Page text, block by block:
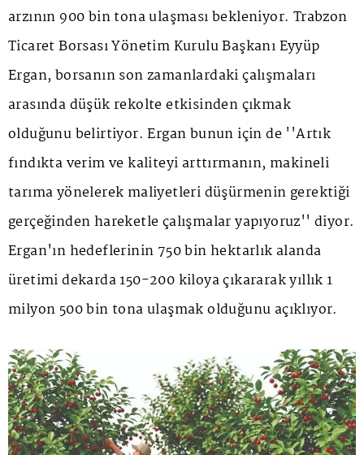
arzının 900 bin tona ulaşması bekleniyor. Trabzon
Ticaret Borsası Yönetim Kurulu Başkanı Eyyüp
Ergan, borsanın son zamanlardaki çalışmaları
arasında düşük rekolte etkisinden çıkmak
olduğunu belirtiyor. Ergan bunun için de ''Artık
fındıkta verim ve kaliteyi arttırmanın, makineli
tarıma yönelerek maliyetleri düşürmenin gerektiği
gerçeğinden hareketle çalışmalar yapıyoruz'' diyor.
Ergan'ın hedeflerinin 750 bin hektarlık alanda
üretimi dekarda 150-200 kiloya çıkararak yıllık 1
milyon 500 bin tona ulaşmak olduğunu açıklıyor.